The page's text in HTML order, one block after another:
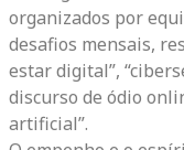
organizados por
desafios mensais,
estar digital”,
discurso de ódio
artificial”.